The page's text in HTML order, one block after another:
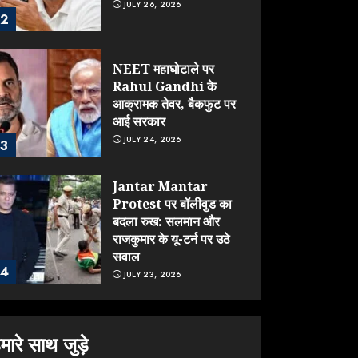
2
JULY 26, 2026
3
NEET महाघोटाले पर
Rahul Gandhi के
आक्रामक तेवर, बैकफुट पर
आई सरकार
JULY 24, 2026
4
Jantar Mantar
Protest पर बॉलीवुड का
बदला रुख: सलमान और
राजकुमार के यू-टर्न पर उठे
सवाल
JULY 23, 2026
ONGC के खजाने से RSS
साथ जुड़े